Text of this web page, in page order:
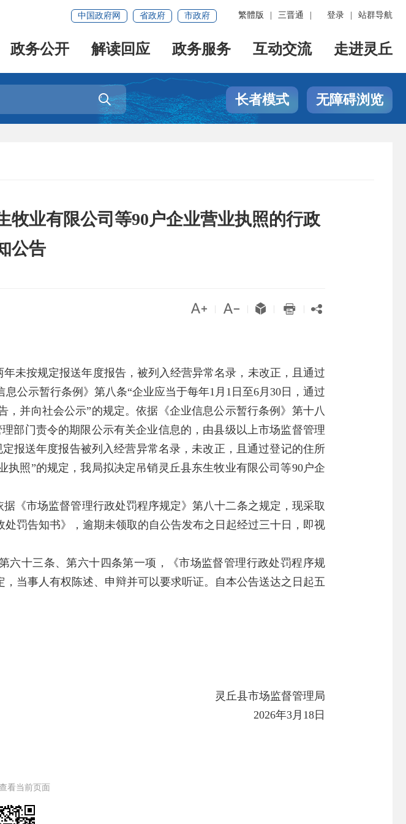
登录 站群导航
繁體版 三晋通
中国政府网 省政府 市政府
政务公开 解读回应 政务服务 互动交流 走进灵丘
 长者模式 无障碍浏览
牧业有限公司等90户企业营业执照的行政
公告
    
未按规定报送年度报告，被列入经营异常名录，未改正，且通过
公示暂行条例》第八条“企业应当于每年1月1日至6月30日，通过
并向社会公示”的规定。依据《企业信息公示暂行条例》第十八
部门责令的期限公示有关企业信息的，由县级以上市场监督管理
报送年度报告被列入经营异常名录，未改正，且通过登记的住所
照”的规定，我局拟决定吊销灵丘县东生牧业有限公司等90户企
《市场监督管理行政处罚程序规定》第八十二条之规定，现采取
罚告知书》，逾期未领取的自公告发布之日起经过三十日，即视
六十三条、第六十四条第一项，《市场监督管理行政处罚程序规
当事人有权陈述、申辩并可以要求听证。自本公告送达之日起五
灵丘县市场监督管理局
2026年3月18日
看当前页面